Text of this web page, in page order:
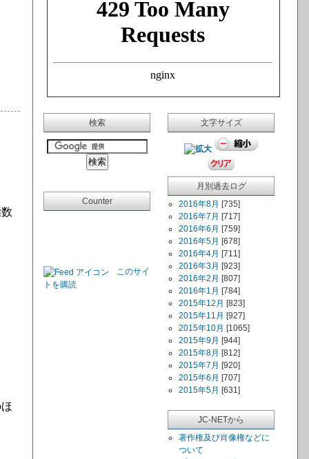
検索
Counter
このサイ
トを購読
文字サイズ
月別過去ログ
2016年8月 [735]
2016年7月 [717]
2016年6月 [759]
2016年5月 [678]
2016年4月 [711]
2016年3月 [923]
2016年2月 [807]
2016年1月 [784]
2015年12月 [823]
2015年11月 [927]
2015年10月 [1065]
2015年9月 [944]
2015年8月 [812]
2015年7月 [920]
2015年6月 [707]
2015年5月 [631]
JC-NETから
著作権及び肖像権などに
ついて